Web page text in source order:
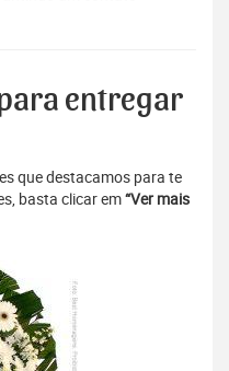
entregar
que destacamos para te
basta clicar em“Ver mais